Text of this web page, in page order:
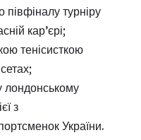
півфіналу турніру
кар’єрі;
тенісисткою
з
України.